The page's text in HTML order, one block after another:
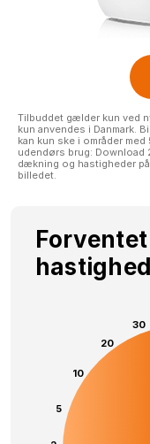
Tilbuddet gælder kun ved
kun anvendes i Danmark.
kan kun ske i områder
udendørs brug:
dækning og hastigheder
billedet.
Forventet
hastighed
5
10
20
30